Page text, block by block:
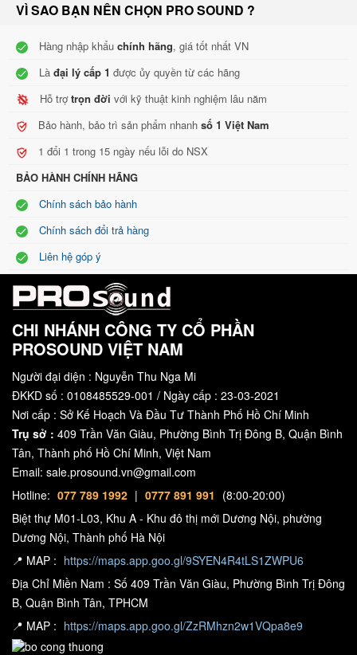
VÌ SAO BẠN NÊN CHỌN PRO SOUND ?
Hàng nhập khẩu chính hãng, giá tốt nhất VN
Là đại lý cấp 1 được ủy quyền từ các hãng
Hỗ trợtrọn đời với kỹ thuật kinh nghiệm lâu năm
Bảo hành, bảo trì sản phẩm nhanh số 1 Việt Nam
1 đổi 1 trong 15 ngày nếu lỗi do NSX
BẢO HÀNH CHÍNH HÃNG
Chính sách bảo hành
Chính sách đổi trả hàng
Liên hệ góp ý
CHI NHÁNH CÔNG TY CỔ PHẦN
PROSOUND VIỆT NAM
Người đại diện : Nguyễn Thu Nga Mi
ĐKKD số : 0108485529-001 / Ngày cấp : 23-03-2021
Nơi cấp : Sở Kế Hoạch Và Đầu Tư Thành Phố Hồ Chí Minh
Trụ sở : 409 Trần Văn Giàu, Phường Bình Trị Đông B, Quận Bình
Tân, Thành phố Hồ Chí Minh, Việt Nam
Email: sale.prosound.vn@gmail.com
Hotline: 077 789 1992 | 0777 891 991 (8:00-20:00)
Biệt thự M01-L03, Khu A - Khu đô thị mới Dương Nội, phường
Dương Nội, Thành phố Hà Nội
📍 MAP : https://maps.app.goo.gl/9SYEN4R4tLS1ZWPU6
Địa Chỉ Miền Nam : Số 409 Trần Văn Giàu, Phường Bình Trị Đông
B, Quận Bình Tân, TPHCM
📍 MAP : https://maps.app.goo.gl/ZzRMhzn2w1VQpa8e9